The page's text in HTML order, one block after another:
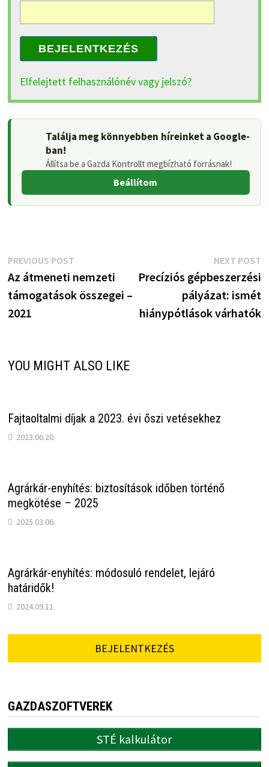
BEJELENTKEZÉS
Elfelejtett felhasználónév vagy jelszó?
Találja meg könnyebben híreinket a Google-
ban!
Állítsa be a Gazda Kontrollt megbízható forrásnak!
Beállítom
Bejegyzés
navigáció
PREVIOUS POSTPrevious
post:
Az átmeneti nemzeti
támogatások összegei –
2021
NEXT POST
Precíziós gépbeszerzési
pályázat: ismét
hiánypótlások várhatók
YOU MIGHT ALSO LIKE
Fajtaoltalmi díjak a 2023. évi őszi vetésekhez
2023.06.20.
Agrárkár-enyhítés: biztosítások időben történő
megkötése – 2025
2025.03.06.
Agrárkár-enyhítés: módosuló rendelet, lejáró
határidők!
2024.09.11.
BEJELENTKEZÉS
GAZDASZOFTVEREK
STÉ kalkulátor